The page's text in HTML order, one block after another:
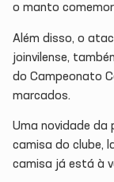
o manto
Além disso, o
joinvilense,
do Campeonato
marcados.
Uma novidade
camisa do clube,
camisa já está à